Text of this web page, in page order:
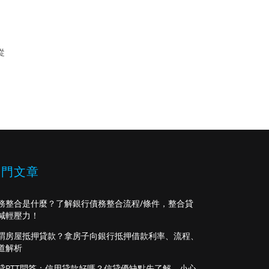
文章
整合是什麼？了解銀行債務整合流程/條件，整合貸
輕壓力！
房屋抵押貸款？拿房子向銀行抵押借款利率、流程、
解析